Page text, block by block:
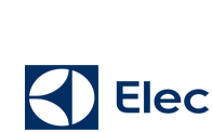
conteúdo